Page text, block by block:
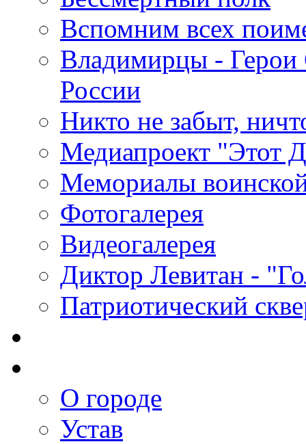
Вспомним всех
Владимирцы - Герои
России
Никто не забыт,
Медиапроект "Этот
Мемориалы
Фотогалерея
Видеогалерея
Диктор Левитан -
Патриотический
О городе
Устав